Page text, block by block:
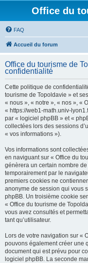
Office du
FAQ
Accueil du forum
Office du tourisme de
confidentialité
Cette politique de
tourisme de Topoldavie » et
« nous », « notre », « nos », «
« https://web1-math.univ-
par « logiciel phpBB » et «
collectées lors des sessions
« vos informations »).
Vos informations sont
en naviguant sur « Office du
génèrera un certain nombre
temporairement par le
premiers cookies ne
anonyme de session qui vous
phpBB. Un troisième cookie
« Office du tourisme de
vous avez consultés et
tant qu’utilisateur.
Lors de votre navigation sur «
pouvons également créer une
document qui est prévu pour
logiciel phpBB. La seconde